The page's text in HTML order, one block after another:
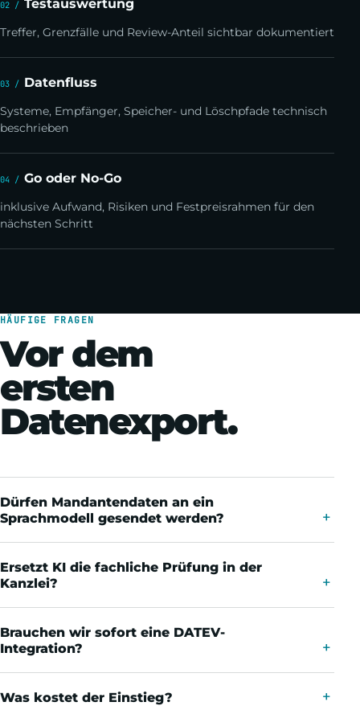
Treffer, Grenzfälle und Review-Anteil sichtbar dokumentiert
Datenfluss
Systeme, Empfänger, Speicher- und Löschpfade technisch
beschrieben
Go oder No-Go
inklusive Aufwand, Risiken und Festpreisrahmen für den
nächsten Schritt
HÄUFIGE FRAGEN
Vor dem
ersten
Datenexport.
Dürfen Mandantendaten an ein
Sprachmodell gesendet werden?
Ersetzt KI die fachliche Prüfung in der
Kanzlei?
Brauchen wir sofort eine DATEV-
Integration?
Was kostet der Einstieg?